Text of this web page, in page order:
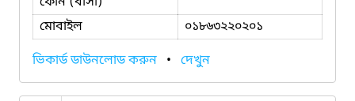
মোবাইল
০১৮৬৩২২০২০১
ভিকার্ড ডাউনলোড করুন • দেখুন